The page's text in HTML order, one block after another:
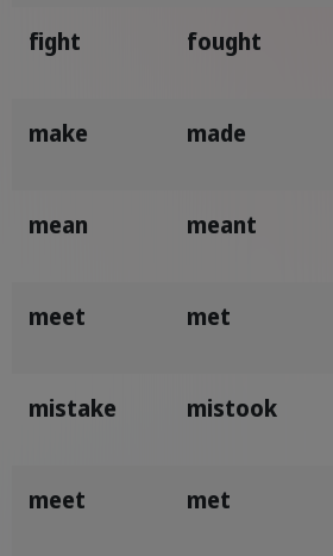
fight fought
make made
mean meant
meet met
mistake mistook
meet met